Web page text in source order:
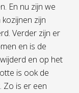
En nu zijn we
zijn
Verder zijn er
en is de
en op het
is ook de
Zo is er een